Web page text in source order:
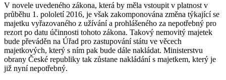
V novele uvedeného zákona, která by měla vstoupit v platnost v
průběhu 1. pololetí 2016, je však zakomponována změna týkající se
majetku vyřazovaného z užívání a prohlášeného za nepotřebný pro
rezort po datu účinnosti tohoto zákona. Takový nemovitý majetek
bude převáděn na Úřad pro zastupování státu ve věcech
majetkových, který s ním pak bude dále nakládat. Ministerstvu
obrany České republiky tak zůstane nakládání s majetkem, který je
již nyní nepotřebný.